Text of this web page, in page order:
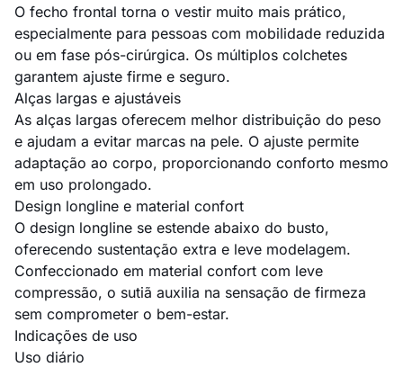
O fecho frontal torna o vestir muito mais prático,
especialmente para pessoas com mobilidade reduzida
ou em fase pós-cirúrgica. Os múltiplos colchetes
garantem ajuste firme e seguro.
Alças largas e ajustáveis
As alças largas oferecem melhor distribuição do peso
e ajudam a evitar marcas na pele. O ajuste permite
adaptação ao corpo, proporcionando conforto mesmo
em uso prolongado.
Design longline e material confort
O design longline se estende abaixo do busto,
oferecendo sustentação extra e leve modelagem.
Confeccionado em material confort com leve
compressão, o sutiã auxilia na sensação de firmeza
sem comprometer o bem-estar.
Indicações de uso
Uso diário